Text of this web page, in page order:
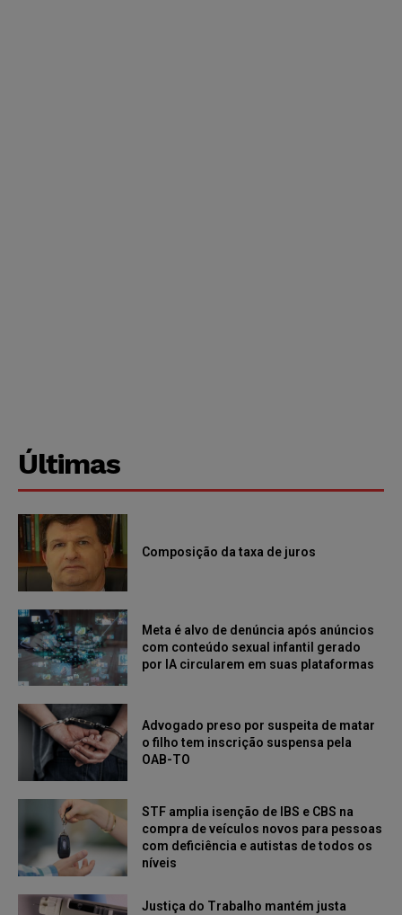
Últimas
Composição da taxa de juros
Meta é alvo de denúncia após anúncios
com conteúdo sexual infantil gerado
por IA circularem em suas plataformas
Advogado preso por suspeita de matar
o filho tem inscrição suspensa pela
OAB-TO
STF amplia isenção de IBS e CBS na
compra de veículos novos para pessoas
com deficiência e autistas de todos os
níveis
Justiça do Trabalho mantém justa